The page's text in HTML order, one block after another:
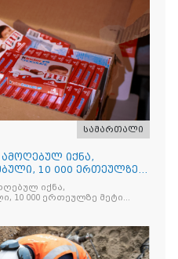
სამართალი
ამოღებულ იქნა,
10 000 ერთეულზე
იქნა,
10 000 ერთეულზე მეტი
უკანონო ნიშანდებული